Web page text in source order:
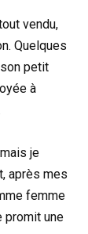
vendu,
Quelques
petit
à
je
après mes
femme
promit une